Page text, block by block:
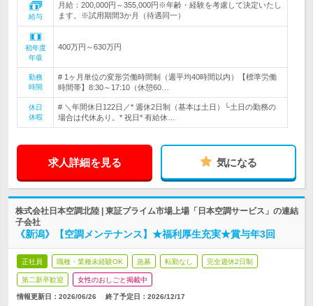
給与
月給：200,000円～355,000円※年齢・経験を考慮して決定いたし
ます。※試用期間3か月（待遇同一）
初年度
年収
400万円～630万円
勤務
時間
# 1ヶ月単位の変形労働時間制（週平均40時間以内）【標準労働
時間帯】8:30～17:10（休憩60…
休日
休暇
# ＼年間休日122日／* 週休2日制（基本は土日）└土日の勤務の
場合は代休あり。* 祝日* 有給休…
求人詳細を見る 気になる
株式会社日本空調北陸 | 東証プライム市場上場「日本空調サービス」の連結
子会社
《新潟》【空調メンテナンス】★福利厚生充実★賞与年3回
正社員 職種・業種未経験OK 急募 転勤なし 完全週休2日制
第二新卒歓迎 女性のおしごと掲載中
情報更新日：2026/06/26 終了予定日： 2026/12/17